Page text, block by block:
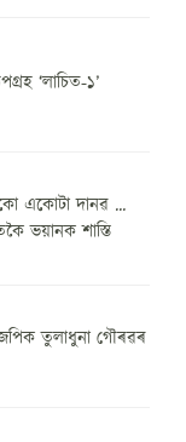
‘লাচিত-১’
একোটা দানৱ ...
ভয়ানক শাস্তি
তুলাধুনা গৌৰৱৰ